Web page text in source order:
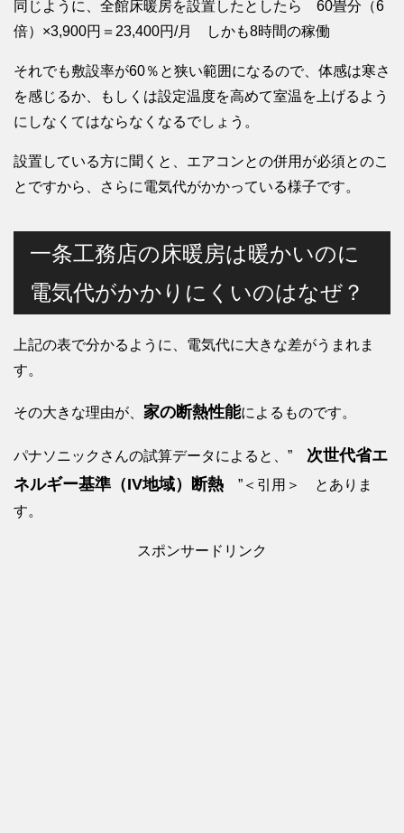
同じように、全館床暖房を設置したとしたら 60畳分（6
倍）×3,900円＝23,400円/月 しかも8時間の稼働
それでも敷設率が60％と狭い範囲になるので、体感は寒さ
を感じるか、もしくは設定温度を高めて室温を上げるよう
にしなくてはならなくなるでしょう。
設置している方に聞くと、エアコンとの併用が必須とのこ
とですから、さらに電気代がかかっている様子です。
一条工務店の床暖房は暖かいのに
電気代がかかりにくいのはなぜ？
上記の表で分かるように、電気代に大きな差がうまれま
す。
その大きな理由が、 家の断熱性能によるものです。
パナソニックさんの試算データによると、” 次世代省エ
ネルギー基準（IV地域）断熱 ”＜引用＞ とありま
す。
スポンサードリンク